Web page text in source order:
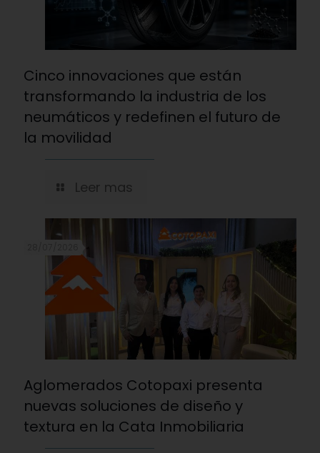
Cinco innovaciones que están
transformando la industria de los
neumáticos y redefinen el futuro de
la movilidad
Leer mas
Aglomerados Cotopaxi presenta
nuevas soluciones de diseño y
textura en la Cata Inmobiliaria